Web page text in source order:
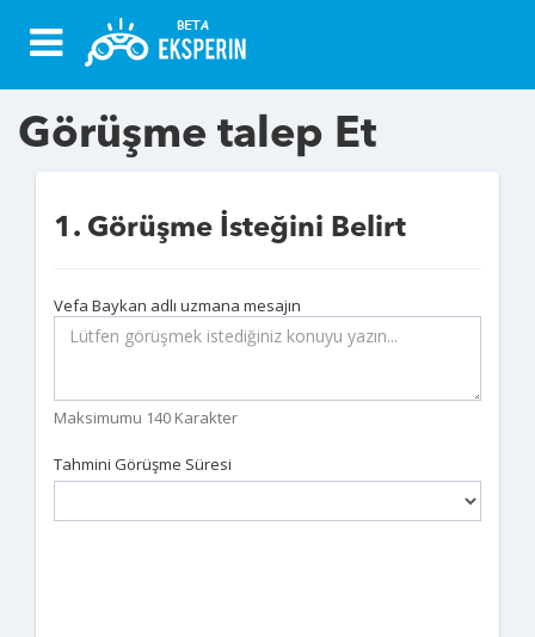
Görüşme talep Et
1. Görüşme İsteğini Belirt
Vefa Baykan adlı uzmana mesajın
Maksimumu 140 Karakter
Tahmini Görüşme Süresi